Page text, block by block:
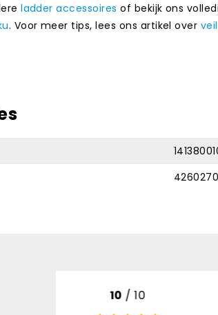
ladder accessoires of bekijk ons
. Voor meer tips, lees ons artikel over